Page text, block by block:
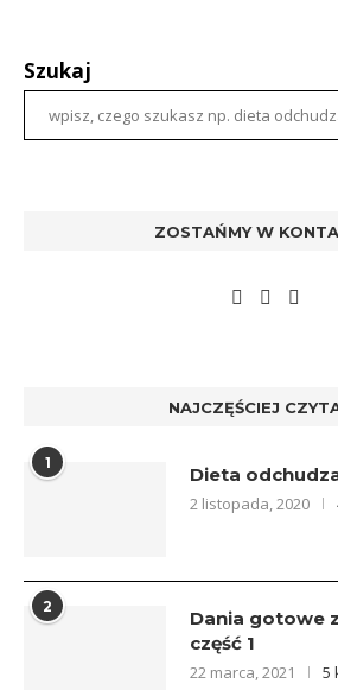
Szukaj
ZOSTAŃMY W
NAJCZĘŚCIEJ
1
Dieta
2 listopada, 2020
2
Dania gotowe
część 1
22 marca, 2021 5